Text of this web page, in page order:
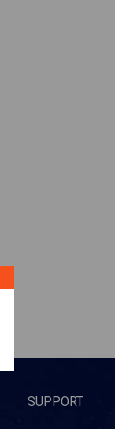
SUPPORT